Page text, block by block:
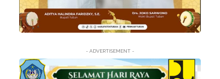
- ADVERTISEMENT -